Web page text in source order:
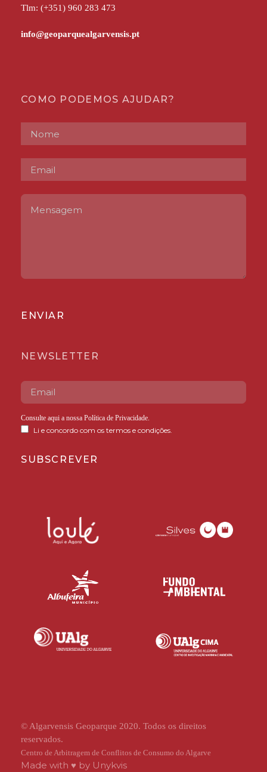
Tlm: (+351) 960 283 473
COMO PODEMOS AJUDAR?
ENVIAR
NEWSLETTER
Consulte aqui a nossa Política de Privacidade.
Li e concordo com os termos e condições.
© Algarvensis Geoparque 2020. Todos os direitos
reservados.
Centro de Arbitragem de Conflitos de Consumo do Algarve
Made with ♥ by Unykvis